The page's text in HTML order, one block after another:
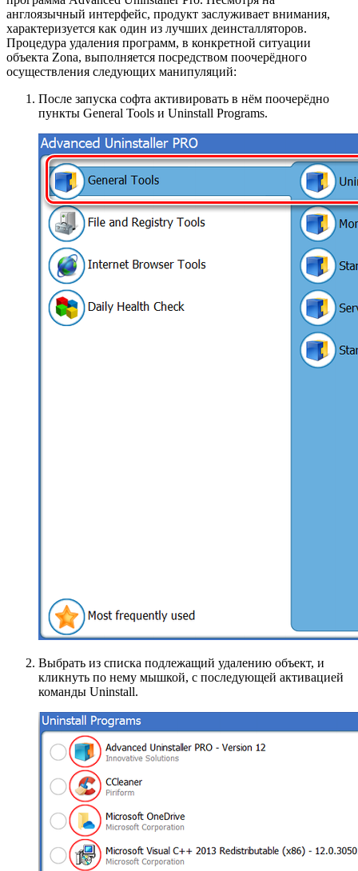
англоязычный интерфейс, продукт заслуживает внимания,
характеризуется как один из лучших деинсталляторов.
Процедура удаления программ, в конкретной ситуации
объекта Zona, выполняется посредством поочерёдного
осуществления следующих манипуляций:
После запуска софта активировать в нём поочерёдно
пункты General Tools и Uninstall Programs.
Выбрать из списка подлежащий удалению объект, и
кликнуть по нему мышкой, с последующей активацией
команды Uninstall.